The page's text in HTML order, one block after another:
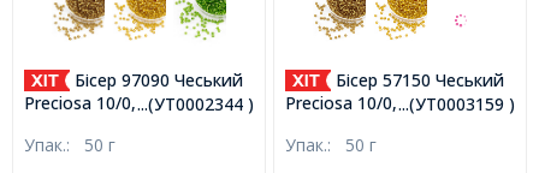
...(УТ0002344 )
Бісер 97090 Чеський
Preciosa 10/0, Прозорий зі
Червоний, Круглий,
Упак.: 50 г
...(УТ0003159 )
Бісер 57150 Чеський
Preciosa 10/0, Прозорий зі
Зелений, Круглий,
Упак.: 50 г